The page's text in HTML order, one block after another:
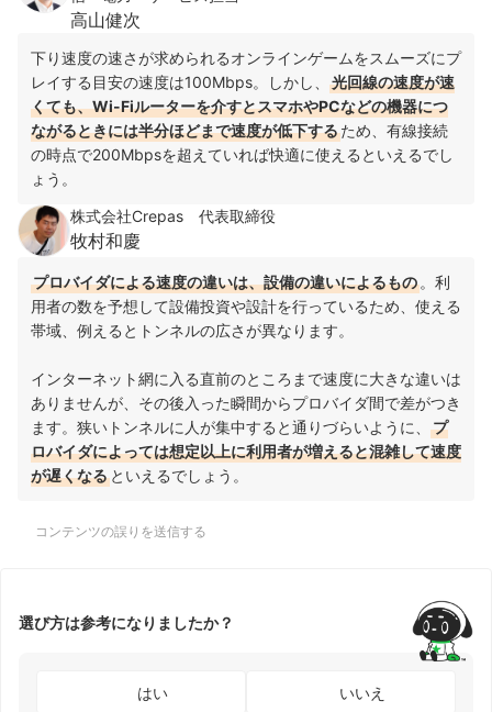
高山健次
下り速度の速さが求められるオンラインゲームをスムーズにプ
レイする目安の速度は100Mbps。しかし、
光回線の速度が速
くても、Wi-Fiルーターを介すとスマホやPCなどの機器につ
ながるときには半分ほどまで速度が低下するため、有線接続
の時点で200Mbpsを超えていれば快適に使えるといえるでし
ょう。
株式会社Crepas 代表取締役
牧村和慶
プロバイダによる速度の違いは、設備の違いによるもの。利
用者の数を予想して設備投資や設計を行っているため、使える
帯域、例えるとトンネルの広さが異なります。
インターネット網に入る直前のところまで速度に大きな違いは
ありませんが、その後入った瞬間からプロバイダ間で差がつき
ます。狭いトンネルに人が集中すると通りづらいように、
プ
ロバイダによっては想定以上に利用者が増えると混雑して速度
が遅くなる といえるでしょう。
コンテンツの誤りを送信する
選び方は参考になりましたか？
はい いいえ